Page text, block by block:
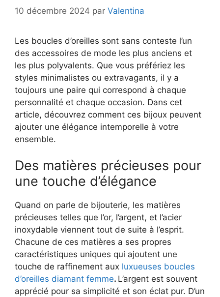
10 décembre 2024 par Valentina
Les boucles d’oreilles sont sans conteste l’un
des accessoires de mode les plus anciens et
les plus polyvalents. Que vous préfériez les
styles minimalistes ou extravagants, il y a
toujours une paire qui correspond à chaque
personnalité et chaque occasion. Dans cet
article, découvrez comment ces bijoux peuvent
ajouter une élégance intemporelle à votre
ensemble.
Des matières précieuses pour
une touche d’élégance
Quand on parle de bijouterie, les matières
précieuses telles que l’or, l’argent, et l’acier
inoxydable viennent tout de suite à l’esprit.
Chacune de ces matières a ses propres
caractéristiques uniques qui ajoutent une
touche de raffinement aux luxueuses boucles
d’oreilles diamant femme. L’argent est souvent
apprécié pour sa simplicité et son éclat pur. D’un